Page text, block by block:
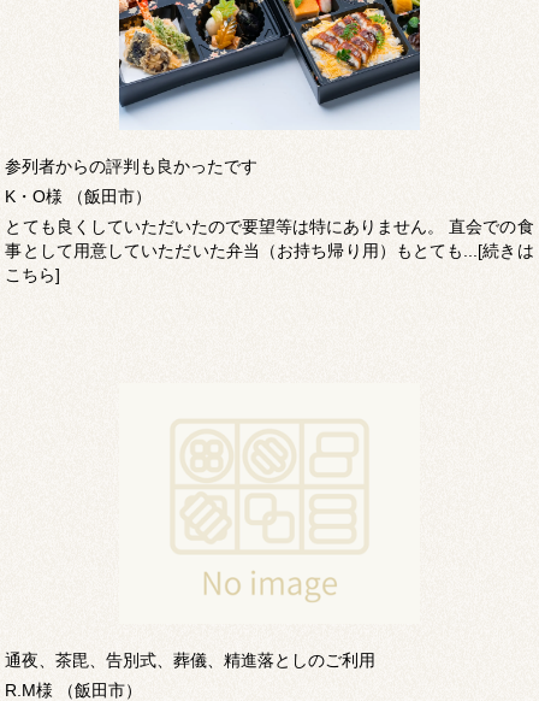
参列者からの評判も良かったです
K・O様 （飯田市）
とても良くしていただいたので要望等は特にありません。 直会での食
事として用意していただいた弁当（お持ち帰り用）もとても...[続きは
こちら]
通夜、茶毘、告別式、葬儀、精進落としのご利用
R.M様 （飯田市）